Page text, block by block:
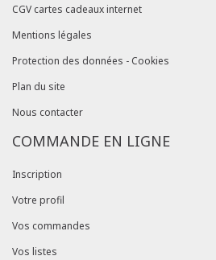
CGV cartes cadeaux internet
Mentions légales
Protection des données - Cookies
Plan du site
Nous contacter
COMMANDE EN LIGNE
Inscription
Votre profil
Vos commandes
Vos listes